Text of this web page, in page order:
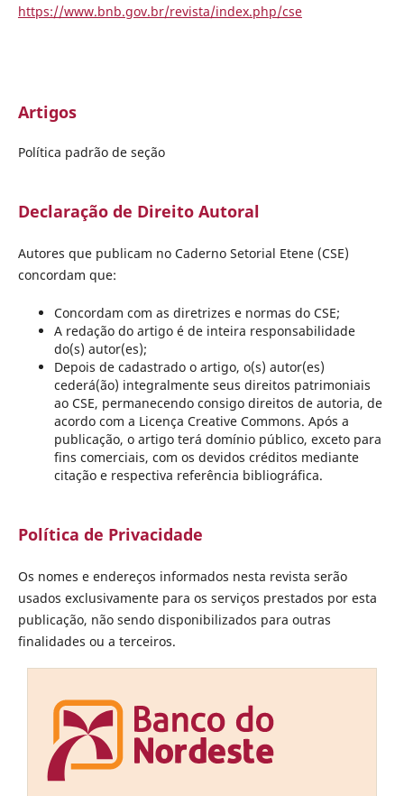
https://www.bnb.gov.br/revista/index.php/cse
Artigos
Política padrão de seção
Declaração de Direito Autoral
Autores que publicam no Caderno Setorial Etene (CSE)
concordam que:
Concordam com as diretrizes e normas do CSE;
A redação do artigo é de inteira responsabilidade
do(s) autor(es);
Depois de cadastrado o artigo, o(s) autor(es)
cederá(ão) integralmente seus direitos patrimoniais
ao CSE, permanecendo consigo direitos de autoria, de
acordo com a Licença Creative Commons. Após a
publicação, o artigo terá domínio público, exceto para
fins comerciais, com os devidos créditos mediante
citação e respectiva referência bibliográfica.
Política de Privacidade
Os nomes e endereços informados nesta revista serão
usados exclusivamente para os serviços prestados por esta
publicação, não sendo disponibilizados para outras
finalidades ou a terceiros.